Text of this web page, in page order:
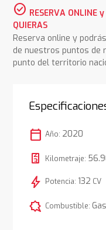
check_circle RESERVA ONLINE
QUIERAS
Reserva online y
de nuestros puntos de
punto del territorio
calendar_today Año: 2020
Kilometraje:
bolt Potencia: 132 CV
comic_bubble Combustible: